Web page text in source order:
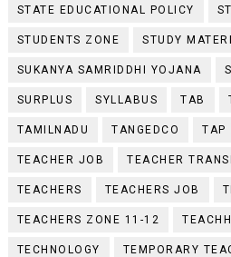
STATE EDUCATIONAL POLICY
STUDENTS ZONE STUDY
SUKANYA SAMRIDDHI YOJANA
SURPLUS SYLLABUS TAB
TAMILNADU TANGEDCO TAP
TEACHER JOB TEACHER
TEACHERS TEACHERS JOB
TEACHERS ZONE 11-12 TEACHH
TECHNOLOGY TEMPORARY